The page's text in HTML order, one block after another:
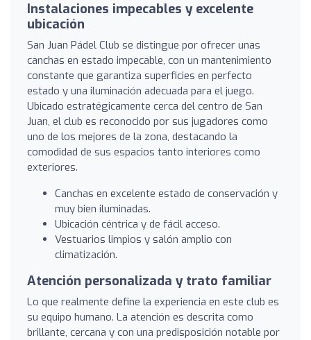
Instalaciones impecables y excelente
ubicación
San Juan Pádel Club se distingue por ofrecer unas
canchas en estado impecable, con un mantenimiento
constante que garantiza superficies en perfecto
estado y una iluminación adecuada para el juego.
Ubicado estratégicamente cerca del centro de San
Juan, el club es reconocido por sus jugadores como
uno de los mejores de la zona, destacando la
comodidad de sus espacios tanto interiores como
exteriores.
Canchas en excelente estado de conservación y
muy bien iluminadas.
Ubicación céntrica y de fácil acceso.
Vestuarios limpios y salón amplio con
climatización.
Atención personalizada y trato familiar
Lo que realmente define la experiencia en este club es
su equipo humano. La atención es descrita como
brillante, cercana y con una predisposición notable por